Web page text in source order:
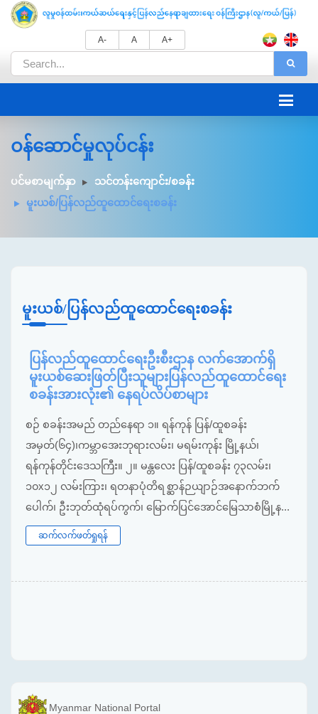
A- A A+
ဝန်ဆောင်မှုလုပ်ငန်း
ပင်မစာမျက်နှာ
သင်တန်းကျောင်း/စခန်း
မူးယစ်/ပြန်လည်ထူထောင်ရေးစခန်း
မူးယစ်/ပြန်လည်ထူထောင်ရေးစခန်း
ပြန်လည်ထူထောင်ရေးဦးစီးဌာန လက်အောက်ရှိ
မူးယစ်ဆေးဖြတ်ပြီးသူများပြန်လည်ထူထောင်ရေး
စခန်းအားလုံး၏ နေရပ်လိပ်စာများ
စဉ် စခန်းအမည် တည်နေရာ ၁။ ရန်ကုန် ပြန်/ထူစခန်း
အမှတ်(၆၄)၊ကမ္ဘာအေးဘုရားလမ်း၊ မရမ်းကုန်း မြို့နယ်၊
ရန်ကုန်တိုင်းဒေသကြီး။ ၂။ မန္တလေး ပြန်/ထူစခန်း ၇၃လမ်း၊
၁၀x၁၂ လမ်းကြား၊ ရတနာပုံတိရစ္ဆာန်ဉယျာဉ်အနောက်ဘက်
ပေါက်၊ ဦးဘုတ်ထုံရပ်ကွက်၊ မြောက်ပြင်အောင်မြေသာစံမြို့န...
ဆက်လက်ဖတ်ရှုရန်
Myanmar National Portal